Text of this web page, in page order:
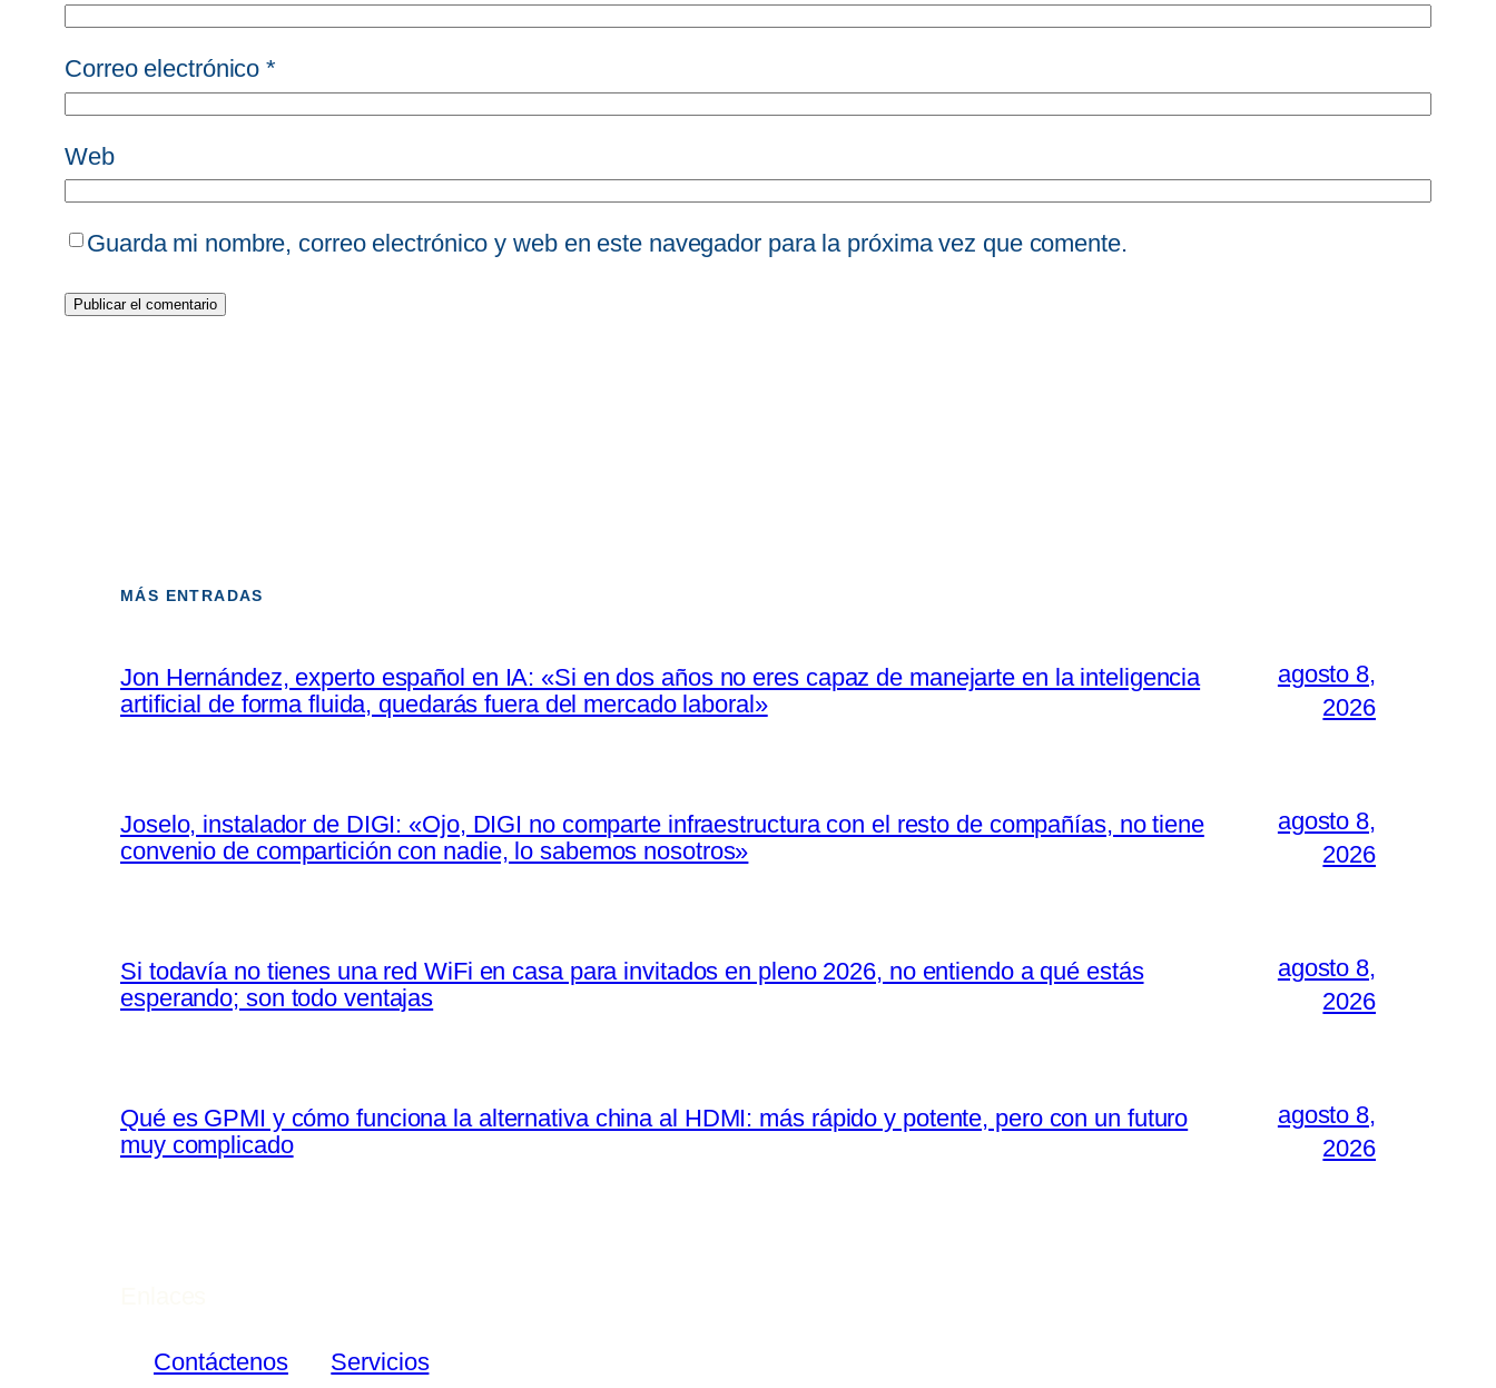
Correo electrónico*
Web
Guarda mi nombre, correo electrónico y web en este navegador para la próxima vez que comente.
MÁS ENTRADAS
Jon Hernández, experto español en IA: «Si en dos años no eres capaz de manejarte en la inteligencia
artificial de forma fluida, quedarás fuera del mercado laboral»
agosto 8,
2026
Joselo, instalador de DIGI: «Ojo, DIGI no comparte infraestructura con el resto de compañías, no tiene
convenio de compartición con nadie, lo sabemos nosotros»
agosto 8,
2026
Si todavía no tienes una red WiFi en casa para invitados en pleno 2026, no entiendo a qué estás
esperando; son todo ventajas
agosto 8,
2026
Qué es GPMI y cómo funciona la alternativa china al HDMI: más rápido y potente, pero con un futuro
muy complicado
agosto 8,
2026
Contáctenos Servicios